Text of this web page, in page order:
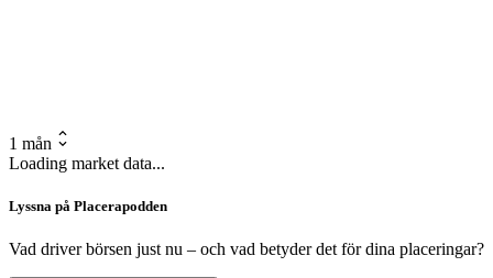
1 mån
Loading market data...
Lyssna på Placerapodden
Vad driver börsen just nu – och vad betyder det för dina placeringar?